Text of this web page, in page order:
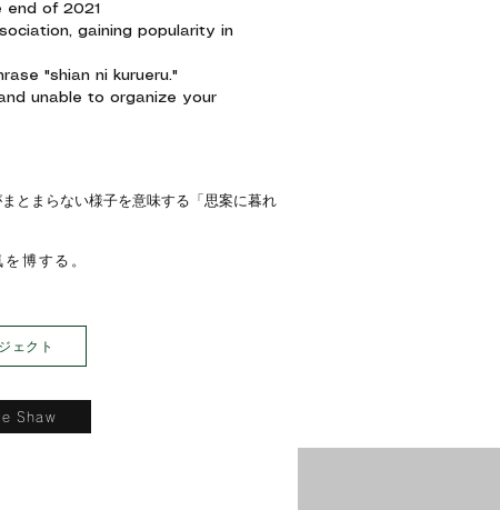
of 2021
gaining popularity in
"shian ni kurueru."
unable to organize your
とまらない様子を意味する「思案に暮れ
博する。​
ェクト
Shaw